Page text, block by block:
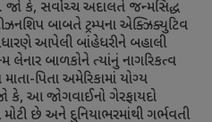
જો કે, સર્વોચ્ચ અદાલતે જન્મસિદ્ધ
બાબતે ટ્રમ્પના એક્ઝિક્યુટિવ
આપેલી બાંહેધરીને બહાલી
બાળકોને ત્યાંનું નાગરિકત્વ
પિતા અમેરિકામાં યોગ્ય
કે, આ જોગવાઈનો ગેરફાયદો
છે અને દુનિયાભરમાંથી ગર્ભવતી